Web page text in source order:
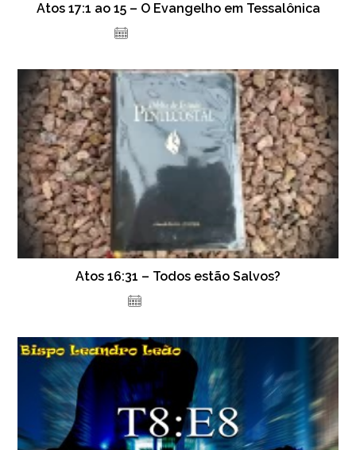
Atos 17:1 ao 15 – O Evangelho em Tessalônica
Atos 16:31 – Todos estão Salvos?